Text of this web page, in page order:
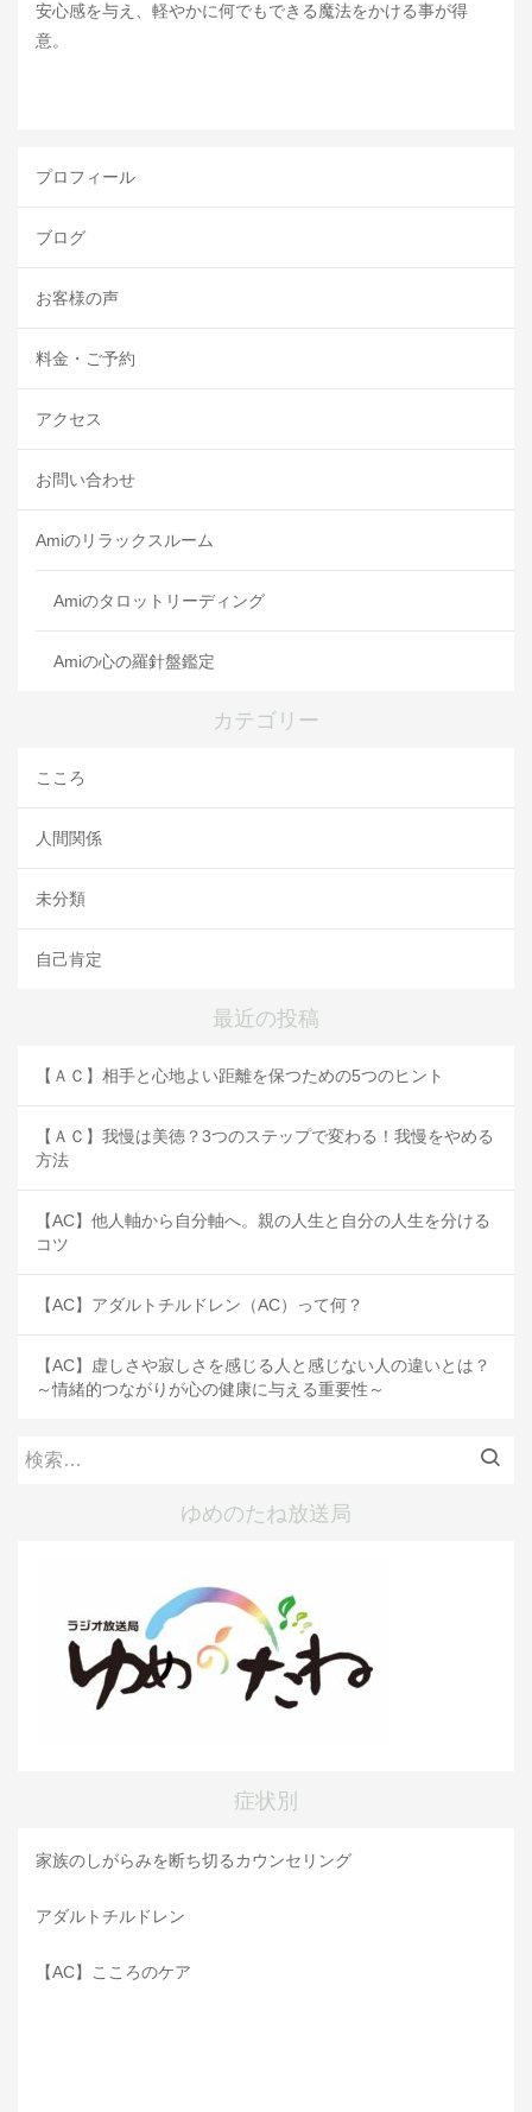
安心感を与え、軽やかに何でもできる魔法をかける事が得
意。
プロフィール
ブログ
お客様の声
料金・ご予約
アクセス
お問い合わせ
Amiのリラックスルーム
Amiのタロットリーディング
Amiの心の羅針盤鑑定
カテゴリー
こころ
人間関係
未分類
自己肯定
最近の投稿
【ＡＣ】相手と心地よい距離を保つための5つのヒント
【ＡＣ】我慢は美徳？3つのステップで変わる！我慢をやめる
方法
【AC】他人軸から自分軸へ。親の人生と自分の人生を分ける
コツ
【AC】アダルトチルドレン（AC）って何？
【AC】虚しさや寂しさを感じる人と感じない人の違いとは？
～情緒的つながりが心の健康に与える重要性～
検
ゆめのたね放送局
症状別
家族のしがらみを断ち切るカウンセリング
アダルトチルドレン
【AC】こころのケア